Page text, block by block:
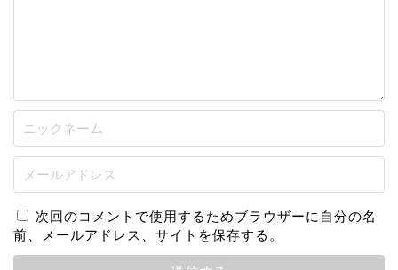
次回のコメントで使用するためブラウザーに自分の名
前、メールアドレス、サイトを保存する。